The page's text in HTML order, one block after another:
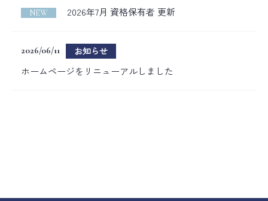
プライバシーポリシー
2026年7月 資格保有者 更新
2026/06/11 お知らせ
ホームページをリニューアルしました